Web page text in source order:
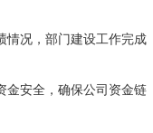
情况，部门建设工作完成
金安全，确保公司资金链